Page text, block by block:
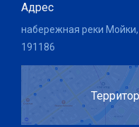
Адрес
набережная реки Мойки,
191186